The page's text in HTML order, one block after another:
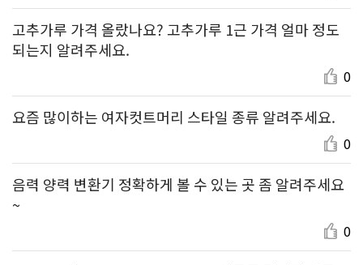
고추가루 가격 올랐나요? 고추가루 1근 가격 얼마 정도
되는지 알려주세요.
0
요즘 많이하는 여자컷트머리 스타일 종류 알려주세요.
0
음력 양력 변환기 정확하게 볼 수 있는 곳 좀 알려주세요
~
0